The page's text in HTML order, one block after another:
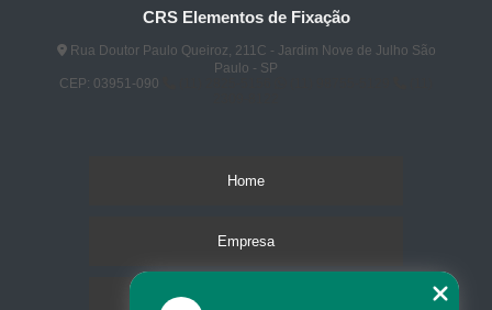
CRS Elementos de Fixação
Rua Doutor Paulo Queiroz, 211C - Jardim Nove de Julho São
Paulo - SP
CEP: 03951-090
Home
Empresa